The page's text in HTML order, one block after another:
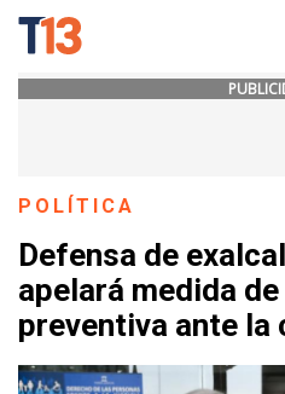
POLÍTICA
Defensa de
apelará medida
preventiva ante la